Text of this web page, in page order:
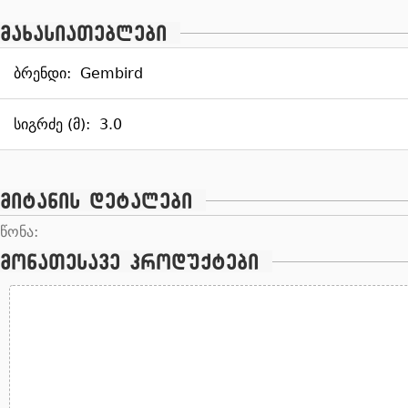
მახასიათებლები
ბრენდი: Gembird
სიგრძე (მ): 3.0
მიტანის დეტალები
წონა:
მონათესავე პროდუქტები